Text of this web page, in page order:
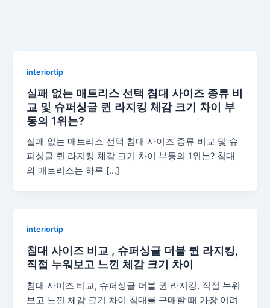
interiortip
실패 없는 매트리스 선택 침대 사이즈 종류 비
교 및 슈퍼싱글 퀸 라지킹 체감 크기 차이 부
동의 1위는?
실패 없는 매트리스 선택 침대 사이즈 종류 비교 및 슈
퍼싱글 퀸 라지킹 체감 크기 차이 부동의 1위는? 침대
와 매트리스는 하루 […]
interiortip
침대 사이즈 비교 , 슈퍼싱글 더블 퀸 라지킹,
직접 누워보고 느낀 체감 크기 차이
침대 사이즈 비교, 슈퍼싱글 더블 퀸 라지킹, 직접 누워
보고 느낀 체감 크기 차이 침대를 구매할 때 가장 어려